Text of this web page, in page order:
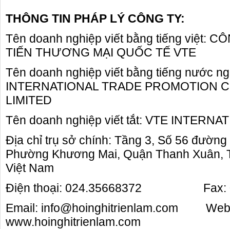
THÔNG TIN PHÁP LÝ CÔNG TY:
Tên doanh nghiệp viết bằng tiếng việt:
TIẾN THƯƠNG MẠI QUỐC TẾ VTE
Tên doanh nghiệp viết bằng tiếng nước
INTERNATIONAL TRADE PROMOTION
LIMITED
Tên doanh nghiệp viết tắt: VTE
Địa chỉ trụ sở chính: Tầng 3, Số 56 đường
Phường Khương Mai, Quận Thanh Xuân,
Việt Nam
Điện thoại: 024.35668372 Fax:
Email: info@hoinghitrienlam.com
www.hoinghitrienlam.com